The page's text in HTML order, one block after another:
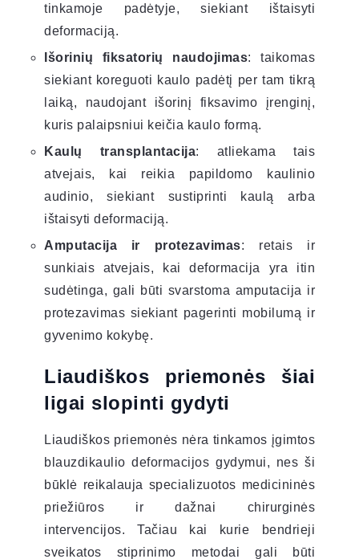
tinkamoje padėtyje, siekiant ištaisyti
deformaciją.
Išorinių fiksatorių naudojimas: taikomas
siekiant koreguoti kaulo padėtį per tam tikrą
laiką, naudojant išorinį fiksavimo įrenginį,
kuris palaipsniui keičia kaulo formą.
Kaulų transplantacija: atliekama tais
atvejais, kai reikia papildomo kaulinio
audinio, siekiant sustiprinti kaulą arba
ištaisyti deformaciją.
Amputacija ir protezavimas: retais ir
sunkiais atvejais, kai deformacija yra itin
sudėtinga, gali būti svarstoma amputacija ir
protezavimas siekiant pagerinti mobilumą ir
gyvenimo kokybę.
Liaudiškos priemonės šiai
ligai slopinti gydyti
Liaudiškos priemonės nėra tinkamos įgimtos
blauzdikaulio deformacijos gydymui, nes ši
būklė reikalauja specializuotos medicininės
priežiūros ir dažnai chirurginės
intervencijos. Tačiau kai kurie bendrieji
sveikatos stiprinimo metodai gali būti